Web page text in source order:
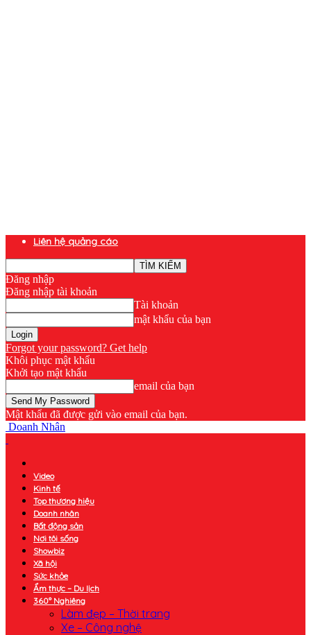
Liên hệ quảng cáo
Đăng nhập
Đăng nhập tài khoản
Tài khoản
mật khẩu của bạn
Forgot your password? Get help
Khôi phục mật khẩu
Khởi tạo mật khẩu
email của bạn
Mật khẩu đã được gửi vào email của bạn.
Doanh Nhân
Video
Kinh tế
Top thương hiệu
Doanh nhân
Bất động sản
Nơi tôi sống
Showbiz
Xã hội
Sức khỏe
Ẩm thực – Du lịch
360° Nghiêng
Làm đẹp – Thời trang
Xe – Công nghệ